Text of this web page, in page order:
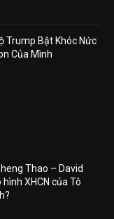
Trump Bật Khóc Nức
Của Mình
Thao – David
XHCN của Tô